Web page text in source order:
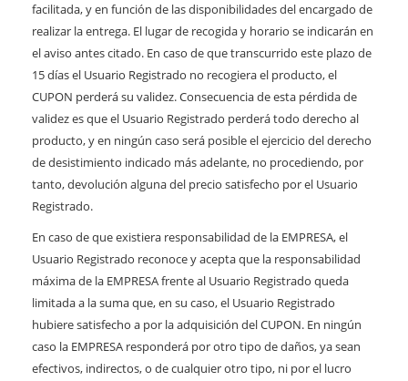
facilitada, y en función de las disponibilidades del encargado de
realizar la entrega. El lugar de recogida y horario se indicarán en
el aviso antes citado. En caso de que transcurrido este plazo de
15 días el Usuario Registrado no recogiera el producto, el
CUPON perderá su validez. Consecuencia de esta pérdida de
validez es que el Usuario Registrado perderá todo derecho al
producto, y en ningún caso será posible el ejercicio del derecho
de desistimiento indicado más adelante, no procediendo, por
tanto, devolución alguna del precio satisfecho por el Usuario
Registrado.
En caso de que existiera responsabilidad de la EMPRESA, el
Usuario Registrado reconoce y acepta que la responsabilidad
máxima de la EMPRESA frente al Usuario Registrado queda
limitada a la suma que, en su caso, el Usuario Registrado
hubiere satisfecho a por la adquisición del CUPON. En ningún
caso la EMPRESA responderá por otro tipo de daños, ya sean
efectivos, indirectos, o de cualquier otro tipo, ni por el lucro